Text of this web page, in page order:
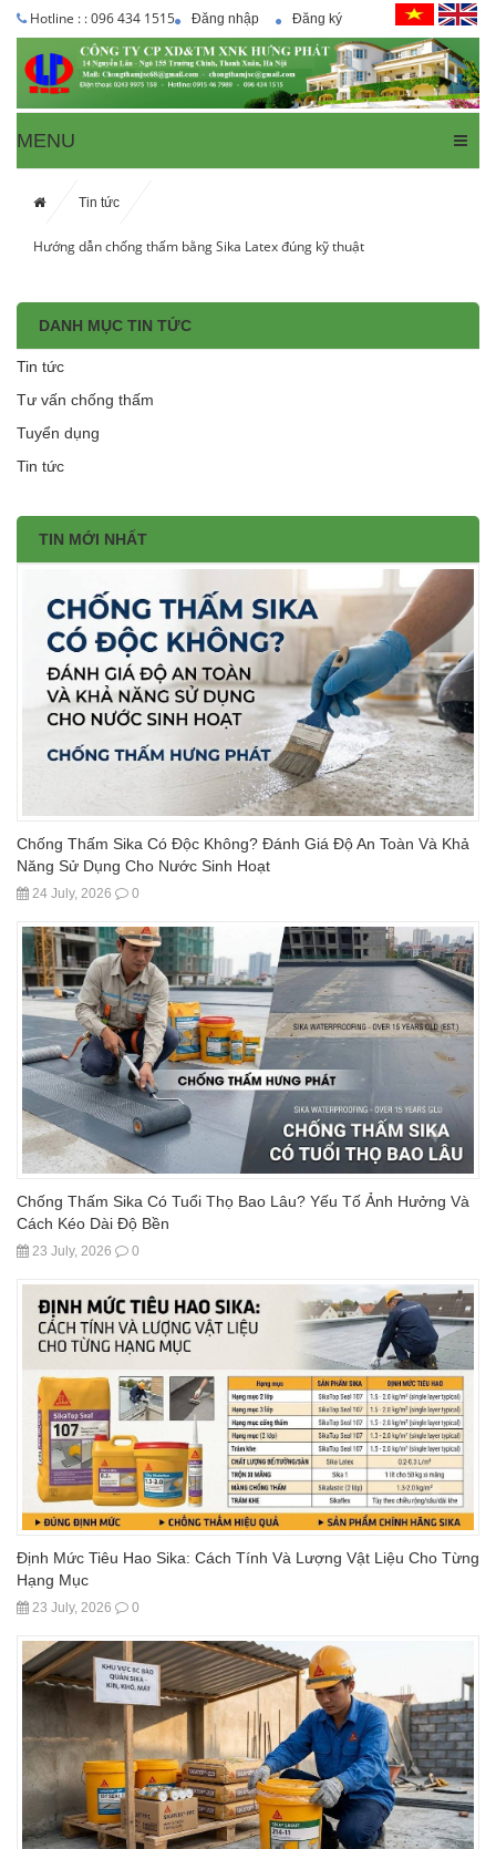
Hotline : : 096 434 1515 Đăng nhập Đăng ký
MENU
Tin tức
Hướng dẫn chống thấm bằng Sika Latex đúng kỹ thuật
DANH MỤC TIN TỨC
Tin tức
Tư vấn chống thấm
Tuyển dụng
Tin tức
TIN MỚI NHẤT
Chống Thấm Sika Có Độc Không? Đánh Giá Độ An Toàn Và Khả
Năng Sử Dụng Cho Nước Sinh Hoạt
24 July, 2026 0
Chống Thấm Sika Có Tuổi Thọ Bao Lâu? Yếu Tố Ảnh Hưởng Và
Cách Kéo Dài Độ Bền
23 July, 2026 0
Định Mức Tiêu Hao Sika: Cách Tính Và Lượng Vật Liệu Cho Từng
Hạng Mục
23 July, 2026 0